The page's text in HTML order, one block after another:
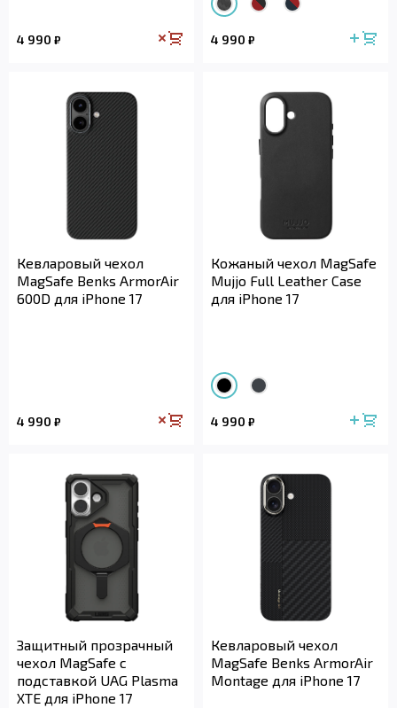
4 990 ₽ 4 990 ₽
Кевларовый чехол
MagSafe Benks ArmorAir
600D для iPhone 17
4 990 ₽
Кожаный чехол MagSafe
Mujjo Full Leather Case
для iPhone 17
4 990 ₽
Защитный прозрачный
чехол MagSafe с
подставкой UAG Plasma
XTE для iPhone 17
Кевларовый чехол
MagSafe Benks ArmorAir
Montage для iPhone 17